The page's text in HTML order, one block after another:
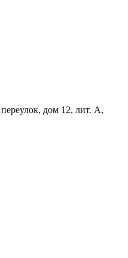
дом 12, лит. А,